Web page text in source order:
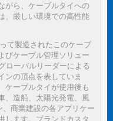
がら、ケーブルタイへの
、厳しい環境での高性能
て製造されたこのケーブ
びケーブル管理ソリュー
ローバルリーダーによる
ンの頂点を表していま
ケーブルタイが使用後も
、造船、太陽光発電、風
商業建設の各アプリケー
します。ブランドカスタ